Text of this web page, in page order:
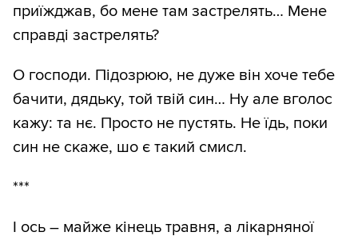
приїжджав, бо мене там застрелять… Мене
справді застрелять?
О господи. Підозрюю, не дуже він хоче тебе
бачити, дядьку, той твій син… Ну але вголос
кажу: та нє. Просто не пустять. Не їдь, поки
син не скаже, шо є такий смисл.
***
І ось – майже кінець травня, а лікарняної